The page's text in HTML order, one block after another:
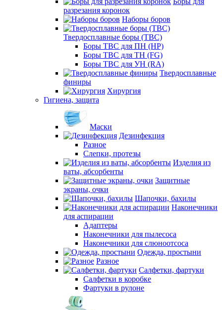
разрезания коронок
Наборы боров
Твердосплавные боры (ТВС)
Боры ТВС для ПН (HP)
Боры ТВС для ТН (FG)
Боры ТВС для УН (RA)
Твердосплавные
финиры
Хирургия
Гигиена, защита
Маски
Дезинфекция
Разное
Слепки, протезы
Изделия из
ваты, абсорбенты
Защитные
экраны, очки
Шапочки, бахилы
Наконечники
для аспирации
Адаптеры
Наконечники для пылесоса
Наконечники для слюноотсоса
Одежда, простыни
Разное
Салфетки, фартуки
Салфетки в коробке
Фартуки в рулоне